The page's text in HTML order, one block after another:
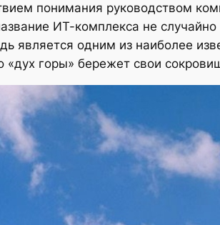
понимания руководством
ИТ-комплекса не
является одним из наиболее
«дух горы» бережет свои